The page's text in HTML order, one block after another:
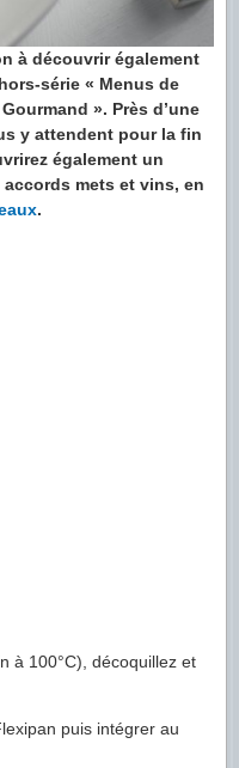
à découvrir également
série « Menus de
». Près d’une
y attendent pour la fin
également un
mets et vins, en
.
à 100°C), décoquillez et
puis intégrer au